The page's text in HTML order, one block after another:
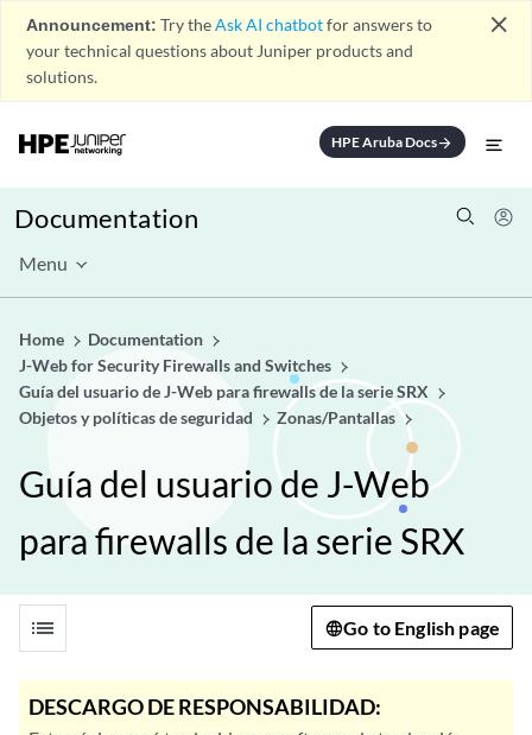
Announcement: Try theAsk AI chatbotfor answers to
your technical questions about Juniper products and
solutions.
close
HPE Aruba Docsarrow_forward
Documentation
Menu
Home
Documentation
J-Web for Security Firewalls and Switches
Guía del usuario de J-Web para firewalls de la serie SRX
Objetos y políticas de seguridad
Zonas/Pantallas
Guía del usuario de J-Web
para firewalls de la serie SRX
list Go to English page
DESCARGO DE RESPONSABILIDAD: